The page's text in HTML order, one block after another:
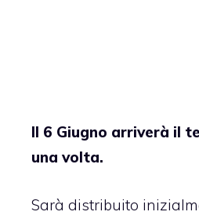
Il 6 Giugno arriverà il
una volta.
Sarà distribuito